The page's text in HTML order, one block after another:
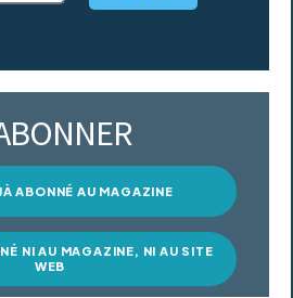
ABONNÉ AU MAGAZINE
NI AU MAGAZINE, NI AU SITE
WEB